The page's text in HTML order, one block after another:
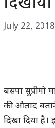
July 22, 2018
बसपा सुप्रीमो
की औलाद बताने
दिखा दिया है।